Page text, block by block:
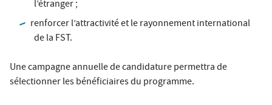
l’étranger ;
renforcer l’attractivité et le rayonnement international
de la FST.
Une campagne annuelle de candidature permettra de
sélectionner les bénéficiaires du programme.